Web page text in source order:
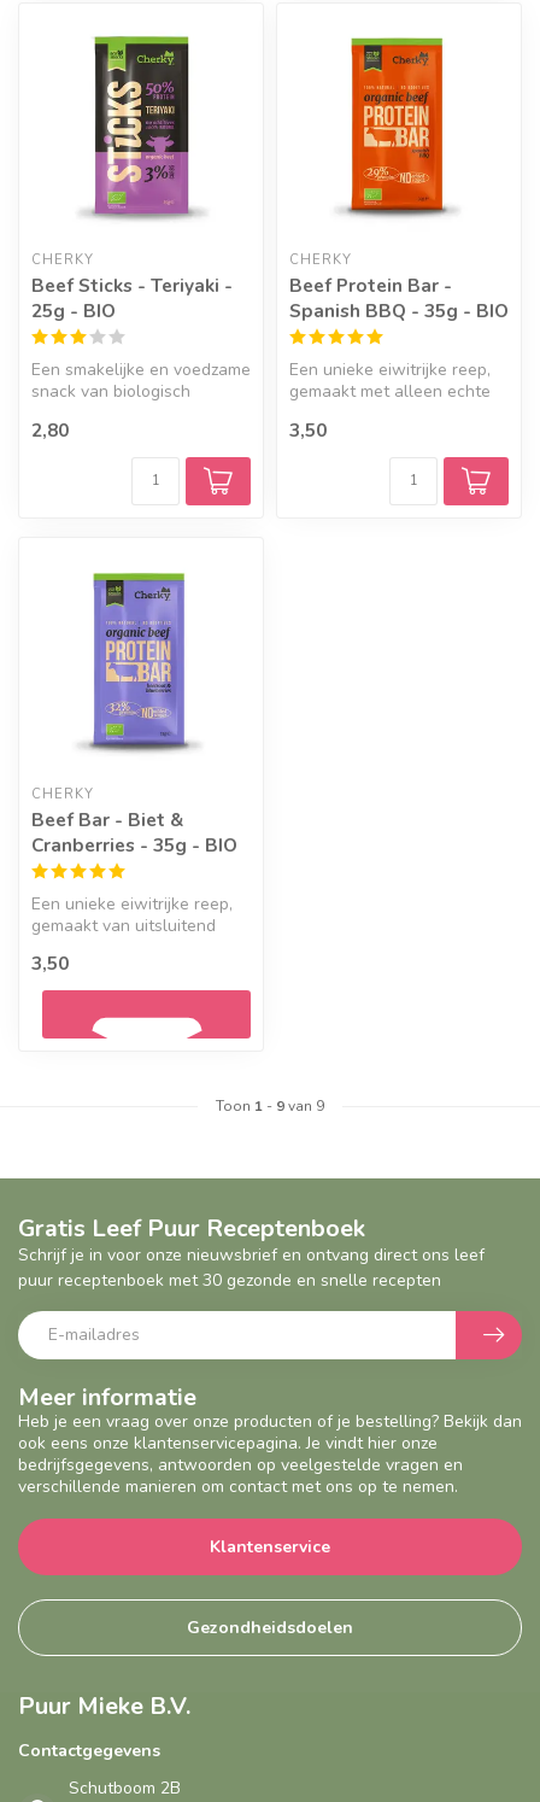
Geef een seintje
CHERKY
Beef Sticks - Teriyaki -
25g - BIO
Een smakelijke en voedzame
snack van biologisch
eiwitten en...
2,80
CHERKY
Beef Protein Bar -
Spanish BBQ - 35g - BIO
Een unieke eiwitrijke reep,
gemaakt met alleen echte
geweldi...
3,50
CHERKY
Beef Bar - Biet &
Cranberries - 35g - BIO
Een unieke eiwitrijke reep,
gemaakt van uitsluitend
ee...
3,50
Toon 1 - 9van 9
Meer informatie
Heb je een vraag over onze producten of je bestelling? Bekijk dan
ook eens onze klantenservicepagina. Je vindt hier onze
bedrijfsgegevens, antwoorden op veelgestelde vragen en
verschillende manieren om contact met ons op te nemen.
Klantenservice
Gezondheidsdoelen
Gratis Leef Puur Receptenboek
Schrijf je in voor onze nieuwsbrief en ontvang direct ons leef
puur receptenboek met 30 gezonde en snelle recepten
Puur Mieke B.V.
Contactgegevens
Schutboom 2B